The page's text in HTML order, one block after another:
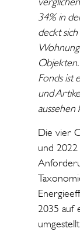
34% in
deckt
Fonds ist
und
aussehen
Die vier
und
2035 auf